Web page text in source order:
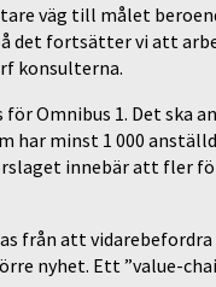
väg till målet
det fortsätter vi att
konsulterna.
Omnibus 1. Det ska
minst 1 000
innebär att fler
från att vidarebefordra
nyhet. Ett ”value-